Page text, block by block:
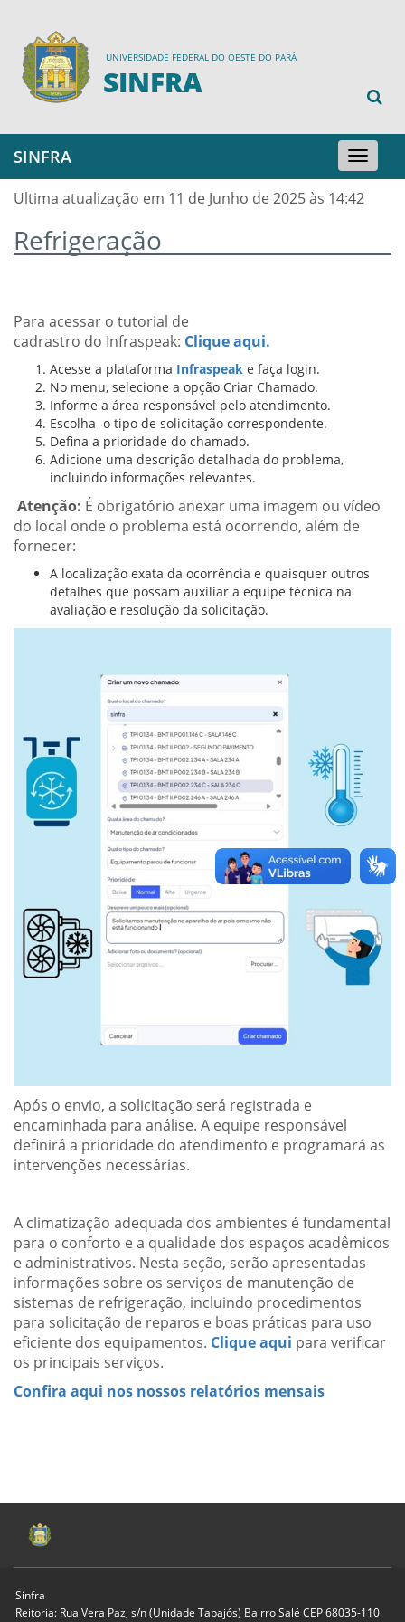
UNIVERSIDADE FEDERAL DO OESTE DO PARÁ
SINFRA
Toggle
navigation
SINFRA
Ultima atualização em 11 de Junho de 2025 às 14:42
Refrigeração
Para acessar o tutorial de
cadrastro do Infraspeak: Clique aqui.
Acesse a plataforma Infraspeak e faça login.
No menu, selecione a opção Criar Chamado.
Informe a área responsável pelo atendimento.
Escolha o tipo de solicitação correspondente.
Defina a prioridade do chamado.
Adicione uma descrição detalhada do problema,
incluindo informações relevantes.
Atenção: É obrigatório anexar uma imagem ou vídeo
do local onde o problema está ocorrendo, além de
fornecer:
A localização exata da ocorrência e quaisquer outros
detalhes que possam auxiliar a equipe técnica na
avaliação e resolução da solicitação.
Após o envio, a solicitação será registrada e
encaminhada para análise. A equipe responsável
definirá a prioridade do atendimento e programará as
intervenções necessárias.
A climatização adequada dos ambientes é fundamental
para o conforto e a qualidade dos espaços acadêmicos
e administrativos. Nesta seção, serão apresentadas
informações sobre os serviços de manutenção de
sistemas de refrigeração, incluindo procedimentos
para solicitação de reparos e boas práticas para uso
eficiente dos equipamentos. Clique aqui para verificar
os principais serviços.
Confira aqui nos nossos relatórios mensais
Sinfra
Reitoria: Rua Vera Paz, s/n (Unidade Tapajós) Bairro Salé CEP 68035-110